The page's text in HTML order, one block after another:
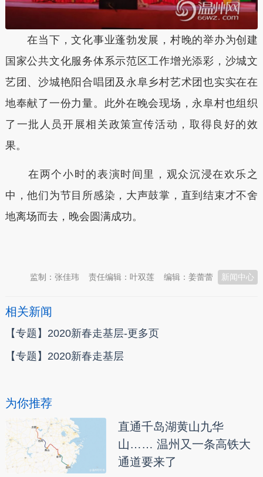
在当下，文化事业蓬勃发展，村晚的举办为创建
国家公共文化服务体系示范区工作增光添彩，沙城文
艺团、沙城艳阳合唱团及永阜乡村艺术团也实实在在
地奉献了一份力量。此外在晚会现场，永阜村也组织
了一批人员开展相关政策宣传活动，取得良好的效
果。
在两个小时的表演时间里，观众沉浸在欢乐之
中，他们为节目所感染，大声鼓掌，直到结束才不舍
地离场而去，晚会圆满成功。
新闻中心
编辑：姜蕾蕾
责任编辑：叶双莲
监制：张佳玮
相关新闻
【专题】2020新春走基层-更多页
【专题】2020新春走基层
为你推荐
直通千岛湖黄山九华
山…… 温州又一条高铁大
通道要来了